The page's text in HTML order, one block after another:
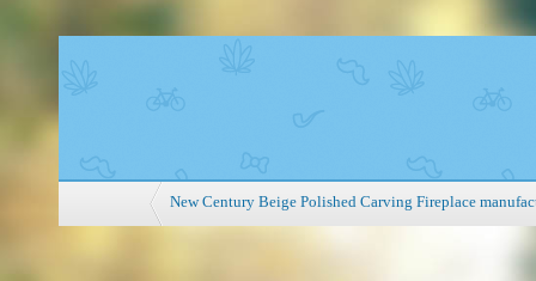
New Century Beige Polished Carving Fireplace